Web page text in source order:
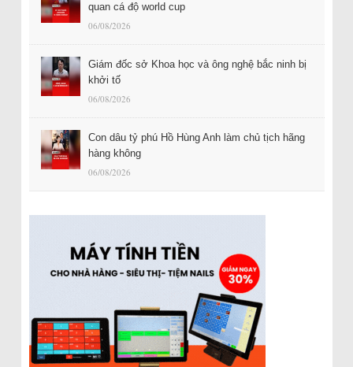
quan cá độ world cup
06/08/2026
Giám đốc sở Khoa học và ông nghệ bắc ninh bị
khởi tố
06/08/2026
Con dâu tỷ phú Hồ Hùng Anh làm chủ tịch hãng
hàng không
06/08/2026